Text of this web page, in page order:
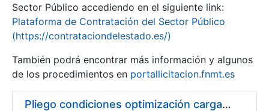
Sector Público accediendo en el siguiente link:
Plataforma de Contratación del Sector Público
(https://contrataciondelestado.es/)
También podrá encontrar más información y algunos
de los procedimientos en portallicitacion.fnmt.es
Pliego condiciones optimización cargas compras firmado